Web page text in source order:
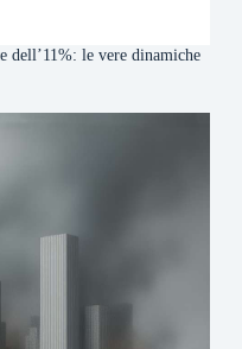
dell’11%: le vere dinamiche